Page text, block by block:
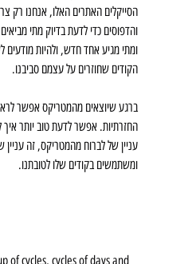
הסייקלים האתרים האלו, אנחנו רק
והדפוסים כדי לדעת בדיוק מתי
ומתי מגיע אחד חדש, ולהיות
הקודים שחוזרים על עצמם סביבנו.
ברגע שיוצאים מהמטריקס אפשר
החזרתיות. אפשר לדעת טוב יותר
עניין של לברוח מהמטריקס, זה עניין
ומשתמשים בקודים שלו לטובתנו.